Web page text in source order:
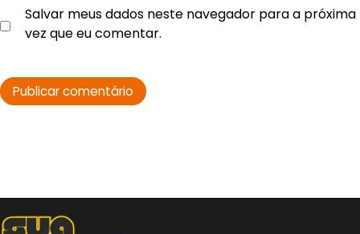
Salvar meus dados neste navegador para a próxima
vez que eu comentar.